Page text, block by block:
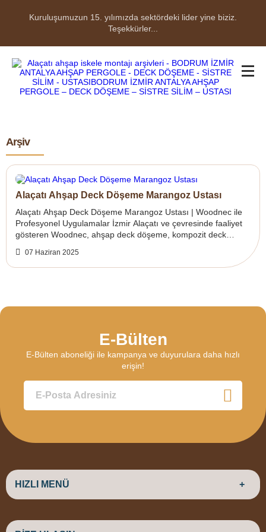
Kuruluşumuzun 15. yılımızda sektördeki lider yine biziz.
Teşekkürler...
Arşiv
Alaçatı Ahşap Deck Döşeme Marangoz Ustası
Alaçatı Ahşap Deck Döşeme Marangoz Ustası | Woodnec ile
Profesyonel Uygulamalar İzmir Alaçatı ve çevresinde faaliyet
gösteren Woodnec, ahşap deck döşeme, kompozit deck
07 Haziran 2025
E-Bülten
E-Bülten aboneliği ile kampanya ve duyurulara daha hızlı
erişin!
HIZLI MENÜ
ANASAYFA
HAKKIMIZDA